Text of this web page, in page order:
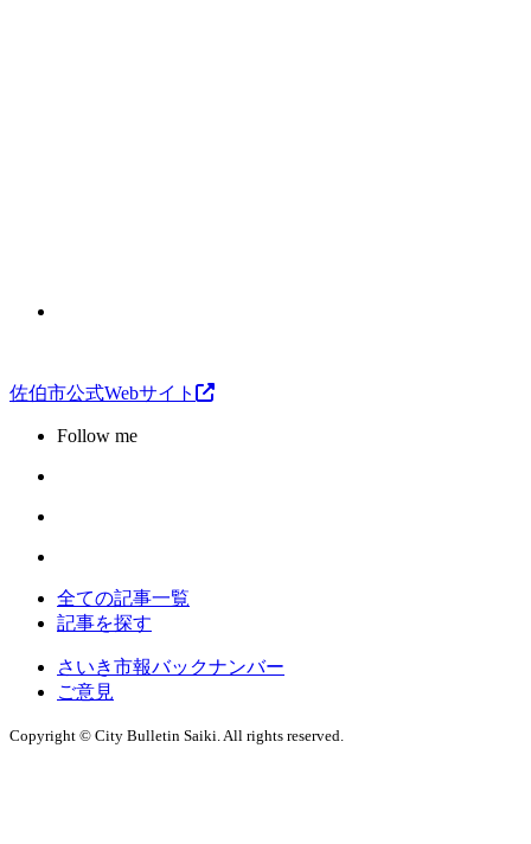
佐伯市公式Webサイト
Follow me
全ての記事一覧
記事を探す
さいき市報バックナンバー
ご意見
Copyright © City Bulletin Saiki. All rights reserved.